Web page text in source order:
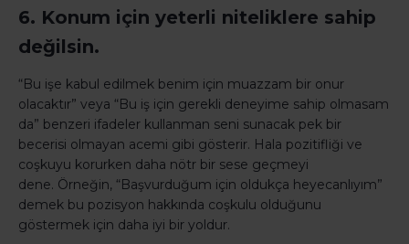
6. Konum için yeterli niteliklere sahip
değilsin.
“Bu işe kabul edilmek benim için muazzam bir onur
olacaktır” veya “Bu iş için gerekli deneyime sahip olmasam
da” benzeri ifadeler kullanman seni sunacak pek bir
becerisi olmayan acemi gibi gösterir. Hala pozitifliği ve
coşkuyu korurken daha nötr bir sese geçmeyi
dene. Örneğin, “Başvurduğum için oldukça heyecanlıyım”
demek bu pozisyon hakkında coşkulu olduğunu
göstermek için daha iyi bir yoldur.